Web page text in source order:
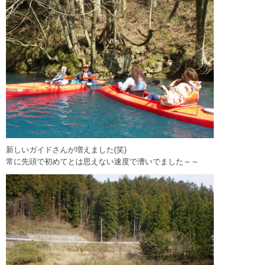
新しいガイドさんが増えました(笑)
常に先頭で初めてとは思えない速度で漕いでました～～